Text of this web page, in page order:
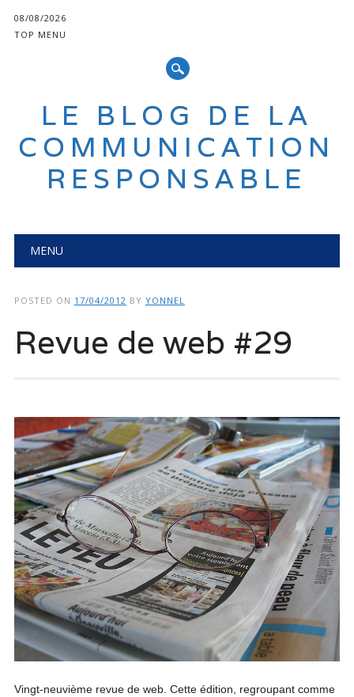
08/08/2026
TOP MENU
LE BLOG DE LA
COMMUNICATION
RESPONSABLE
Main menu
MENU
POSTED ON 17/04/2012 BY YONNEL
Revue de web #29
Vingt-neuvième revue de web. Cette édition, regroupant comme